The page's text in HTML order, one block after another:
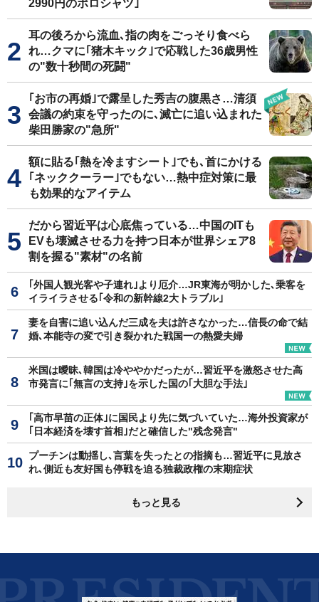
2990円のポロシャツ｣
耳の後ろから流血､指の肉をごっそり食べら
れ…クマに｢猪木キック｣で応戦した36歳男性
の"数十秒間の死闘"
｢お市の再婚｣で露呈した秀吉の腹黒さ…清須
会議の約束を守ったのに､滅亡に追い込まれた
柴田勝家の"急所"
額に貼る｢熱を冷ますシート｣でも､首にかける
｢ネッククーラー｣でもない…熱中症対策に最
も効果的なアイテム
だから習近平は心底焦っている…中国のITも
EVも壊滅させる力を持つ日本が世界シェア8
割を握る"素材"の名前
｢外国人観光客や子連れ｣より厄介…JR東海が明かした､乗客を
イライラさせる｢令和の新幹線2大トラブル｣
妻を自害に追い込んだ三成を夫は許さなかった…信長の命で結
婚､本能寺の変で引き裂かれた戦国一の熱愛夫婦
米国は曖昧､韓国は冷ややかだったが…習近平を激怒させた高
市発言に｢無言の支持｣を示した国の｢大胆な手法｣
｢高市早苗の正体｣に国民より先に気づいていた…海外投資家が
｢日本経済を壊す首相｣だと確信した"残念発言"
プーチンは動揺し､言葉を失ったとの指摘も…習近平に見放さ
れ､側近も友好国も停戦を迫る独裁政権の末期症状
もっと見る